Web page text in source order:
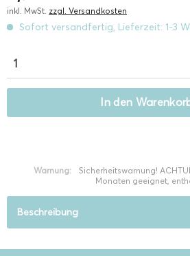
inkl. MwSt. zzgl. Versandkosten
Sofort versandfertig, Lieferzeit: 1-3
In den
Warnung:
Sicherheitswarnung!
Monaten geeignet,
Beschreibung